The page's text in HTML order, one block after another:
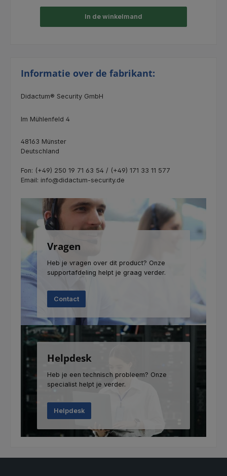
In de winkelmand
Informatie over de fabrikant:
Didactum® Security GmbH
Im Mühlenfeld 4
48163 Münster
Deutschland
Fon: (+49) 250 19 71 63 54 / (+49) 171 33 11 577
Email: info@didactum-security.de
Vragen
Heb je vragen over dit product? Onze
supportafdeling helpt je graag verder.
Contact
Helpdesk
Heb je een technisch probleem? Onze
specialist helpt je verder.
Helpdesk